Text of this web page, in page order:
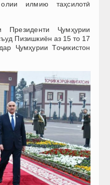
илмию таҳсилотӣ
Президенти Ҷумҳурии
Пизишкиён аз 15 то 17
Ҷумҳурии Тоҷикистон